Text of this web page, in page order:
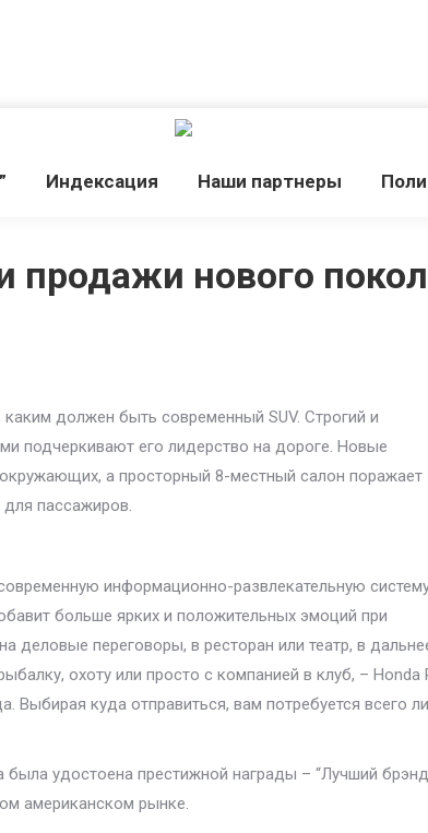
Индекcация Наши партнеры
продажи нового
должен быть современный SUV. Строгий и
подчеркивают его лидерство на дороге. Новые
а просторный 8-местный салон поражает
пассажиров.
информационно-развлекательную
больше ярких и положительных эмоций при
деловые переговоры, в ресторан или театр, в
охоту или просто с компанией в клуб, – Honda
Выбирая куда отправиться, вам потребуется всего
удостоена престижной награды – “Лучший брэнд
американском рынке.